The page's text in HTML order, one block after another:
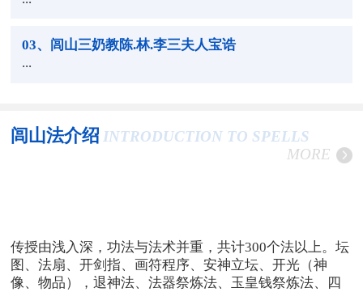
03、闾山三奶教陈.林.李三夫人宝诰
...
闾山法介绍 INTRODUCTION TO SPELLS
MORE
传授由浅入深，功法与法术并重，共计300个法以上。坛
图、法扇、开剑指、画符程序、安神立坛、开光（神
像、物品），退神法、法器祭炼法、玉皇钱祭炼法、四